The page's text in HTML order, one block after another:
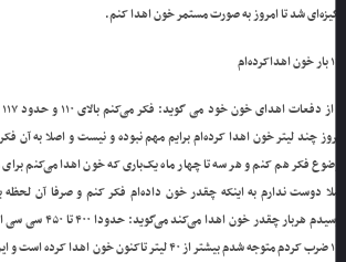
شد تا امروز به صورت مستمر خون اهدا کنم.
او از
چند لیتر خون اهدا کرده‌ام برایم مهم نبوده و نیست و اصلا به آن فکر
فکر هم کنم و هر سه تا چهار ماه یک‌باری که خون اهدا می‌کنم
دوست ندارم به اینکه چقدر خون داده‌ام فکر کنم و صرفا آن لحظه
هربار چقدر خون اهدا می‌کند می‌گوید: حدودا ۴۰۰ تا ۴۵۰ سی سی اهدا می‌کنم.
۱۱۷ ضرب کردم متوجه شدم بیشتر از ۴۰ لیتر تاکنون خون